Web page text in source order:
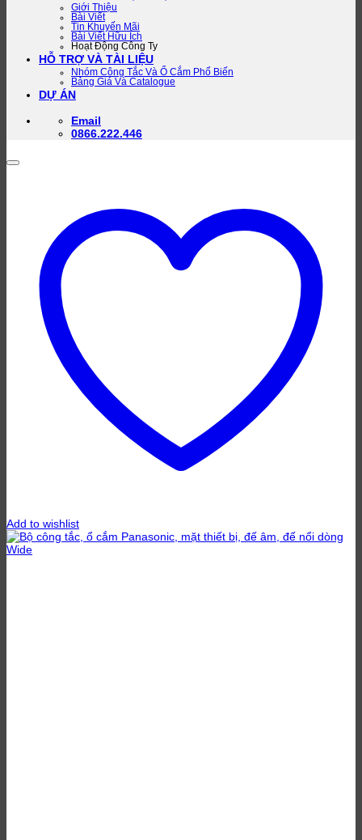
Giới Thiệu
Bài Viết
Tin Khuyến Mãi
Bài Viết Hữu Ích
Hoạt Động Công Ty
HỖ TRỢ VÀ TÀI LIỆU
Nhóm Công Tắc Và Ổ Cắm Phổ Biến
Bảng Giá Và Catalogue
DỰ ÁN
Email
0866.222.446
Add to wishlist